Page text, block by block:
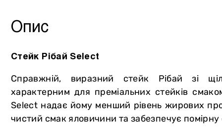
Опис
Стейк Рібай Select
Справжній, виразний стейк Рібай зі
характерним для преміальних стейків
Select надає йому менший рівень жирових
чистий смак яловичини та забезпечує помірну